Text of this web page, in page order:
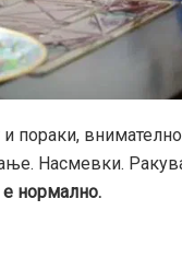
пораки,
Насмевки.
нормално.